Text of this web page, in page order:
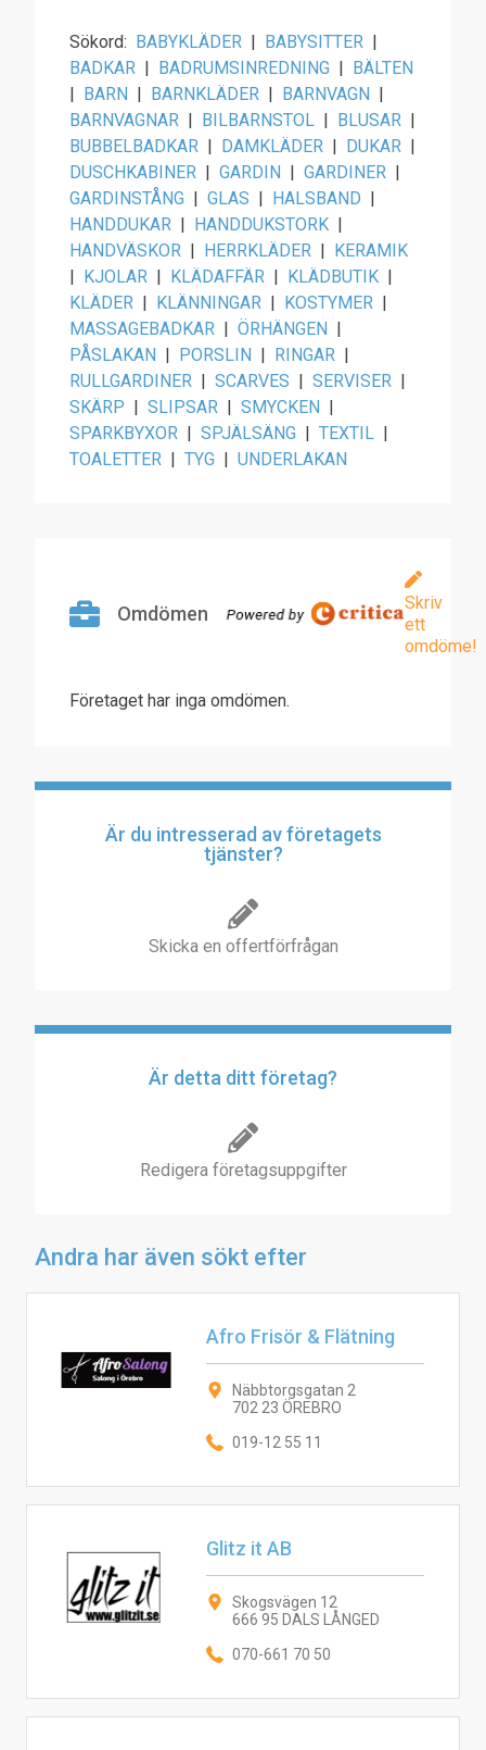
Sökord: BABYKLÄDER | BABYSITTER |
BADKAR | BADRUMSINREDNING | BÄLTEN
| BARN | BARNKLÄDER | BARNVAGN |
BARNVAGNAR | BILBARNSTOL | BLUSAR |
BUBBELBADKAR | DAMKLÄDER | DUKAR |
DUSCHKABINER | GARDIN | GARDINER |
GARDINSTÅNG | GLAS | HALSBAND |
HANDDUKAR | HANDDUKSTORK |
HANDVÄSKOR | HERRKLÄDER | KERAMIK
| KJOLAR | KLÄDAFFÄR | KLÄDBUTIK |
KLÄDER | KLÄNNINGAR | KOSTYMER |
MASSAGEBADKAR | ÖRHÄNGEN |
PÅSLAKAN | PORSLIN | RINGAR |
RULLGARDINER | SCARVES | SERVISER |
SKÄRP | SLIPSAR | SMYCKEN |
SPARKBYXOR | SPJÄLSÄNG | TEXTIL |
TOALETTER | TYG | UNDERLAKAN
Omdömen
Skriv
ett
omdöme!
Företaget har inga omdömen.
Är du intresserad av företagets
tjänster?
Skicka en offertförfrågan
Är detta ditt företag?
Redigera företagsuppgifter
Andra har även sökt efter
Afro Frisör & Flätning
Näbbtorgsgatan 2
702 23 ÖREBRO
019-12 55 11
Glitz it AB
Skogsvägen 12
666 95 DALS LÅNGED
070-661 70 50